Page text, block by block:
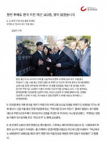
날 간담회에는 임호영 회장과 유명
환 이사장, 신경수 부회장, 김종욱
이사 등이 함께 참석했다. 알렉스
웡 CSO는 미국 국가안전보장회의
(NSC) 선임 부보좌관 출신으로, 한
반도 정세를 포함한 동북아 안보 환
경에 대한 의견을 공유했으며, 양측
은 변화하는 국제 정세 속에서 한미
간 협력의 중요성에 대해 공감했다.
재단은 2017년 창립 이후 추진해
온 한미동맹 강화 활동과 주요 사업
을 소개하고, 최근 추진 중인 주한
미군 전역장병 취업지원 플랫폼 등
인적 교류 기반 확대 사업에 대해